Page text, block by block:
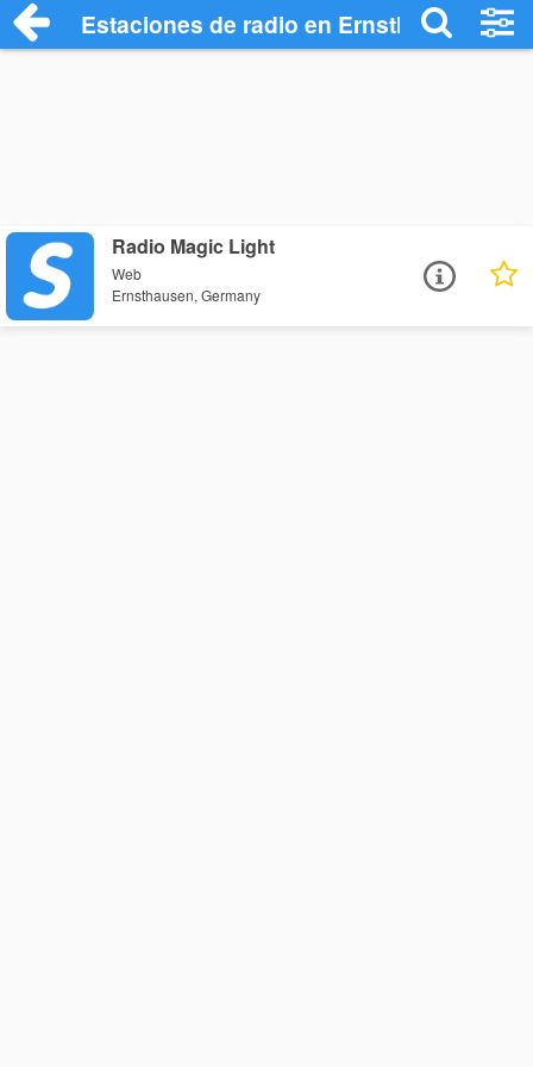
Estaciones de radio en Ernsthausen -
Radio Magic Light
Web
Ernsthausen, Germany